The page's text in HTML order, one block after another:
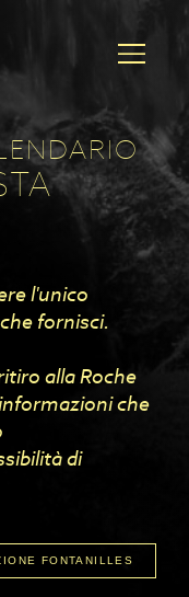
l'unico
fornisci.
alla Roche
che
di
FONTANILLES